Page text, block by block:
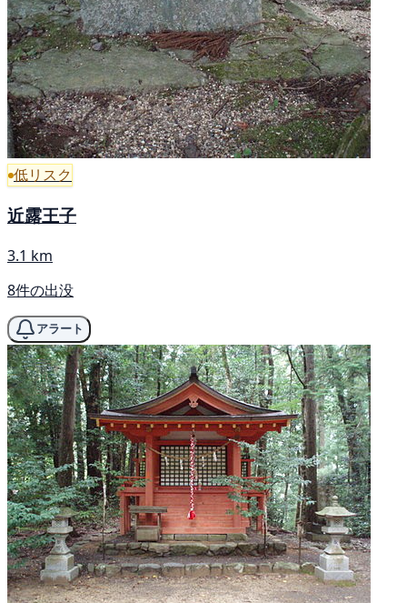
低リスク
近露王子
3.1 km
8件の出没
アラート